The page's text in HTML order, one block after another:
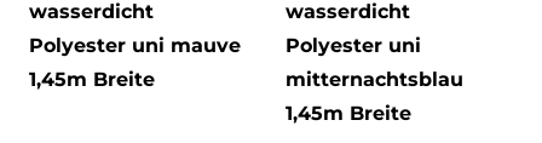
wasserdicht
Polyester uni mauve
1,45m Breite
wasserdicht
Polyester uni
mitternachtsblau
1,45m Breite